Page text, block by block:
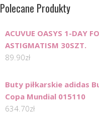
Polecane Produkty
ACUVUE OASYS 1-DAY
ASTIGMATISM 30SZT.
89.90zł
Buty piłkarskie adidas
Copa Mundial 015110
634.70zł